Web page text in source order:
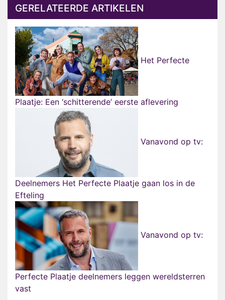
GERELATEERDE ARTIKELEN
Het Perfecte
Plaatje: Een ‘schitterende’ eerste aflevering
Vanavond op tv:
Deelnemers Het Perfecte Plaatje gaan los in de
Efteling
Vanavond op tv:
Perfecte Plaatje deelnemers leggen wereldsterren
vast